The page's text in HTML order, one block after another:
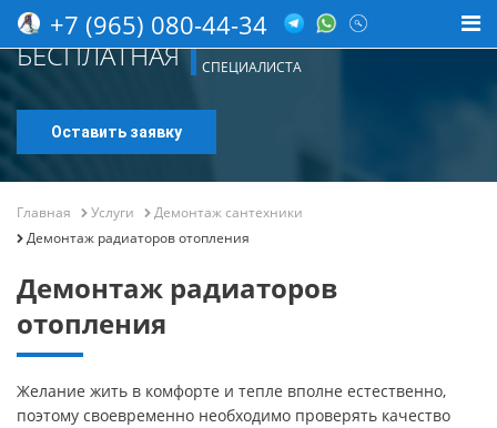
+7 (965) 080-44-34
БЕСПЛАТНАЯ
КОНСУЛЬТАЦИЯ
СПЕЦИАЛИСТА
Оставить заявку
Главная Услуги
Демонтаж сантехники
Демонтаж радиаторов отопления
Демонтаж радиаторов
отопления
Желание жить в комфорте и тепле вполне естественно,
поэтому своевременно необходимо проверять качество